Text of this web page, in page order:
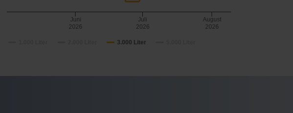
3.000 Liter
Juni
2026
Juli
2026
August
2026